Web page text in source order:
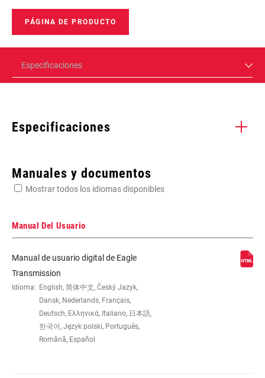
PÁGINA DE PRODUCTO
Especificaciones
Especificaciones
REAR
DERAILLEUR
FRONT
DERAILLEUR
n/a
Manuales y documentos
Mostrar todos los idiomas disponibles
Manual Del Usuario
Manual de usuario digital de Eagle
Transmission
Idioma: English, 简体中文, Český Jazyk,
Dansk, Nederlands, Français,
Deutsch, Ελληνικά, Italiano, 日本語,
한국어, Język polski, Português,
Română, Español